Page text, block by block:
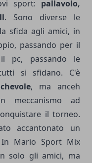
sport: pallavolo,
. Sono diverse le
sfida agli amici, in
passando per il
pc, passando le
si sfidano. C'è
, ma anceh
ad
il torneo.
accantonato un
Mario Sport Mix
solo gli amici, ma